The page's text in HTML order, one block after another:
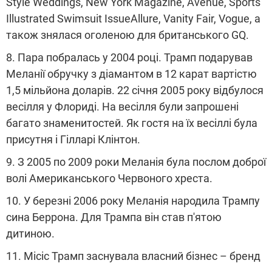
Illustrated Swimsuit IssueAllure, Vanity Fair, Vogue, а
також знялася оголеною для британського GQ.
8. Пара побралась у 2004 році. Трамп подарував
Меланії обручку з діамантом в 12 карат вартістю
1,5 мільйона доларів. 22 січня 2005 року відбулося
весілля у Флориді. На весілля були запрошені
багато знаменитостей. Як гостя на їх весіллі була
присутня і Гілларі Клінтон.
9. З 2005 по 2009 роки Меланія була послом доброї
волі Американського Червоного хреста.
10. У березні 2006 року Меланія народила Трампу
сина Беррона. Для Трампа він став п'ятою
дитиною.
11. Місіс Трамп заснувала власний бізнес – бренд